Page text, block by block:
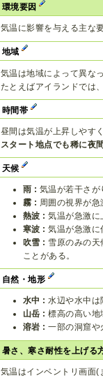
環境要因
気温に影響を与える主な
地域
気温は地域によって異な
たとえばアイランドでは
時間帯
昼間は気温が上昇しやす
スタート地点でも稀に夜
天候
雨 : 気温が若干さが
霧 : 周囲の視界が急
熱波 :気温が急激に
寒波 :気温が急激に
吹雪 : 雪原のみの
ことがある。
自然・地形
水中 :水辺や水中は
山岳 :標高の高い地
溶岩 :一部の洞窟や
暑さ、寒さ耐性を上げる
気温はインベントリ画面(